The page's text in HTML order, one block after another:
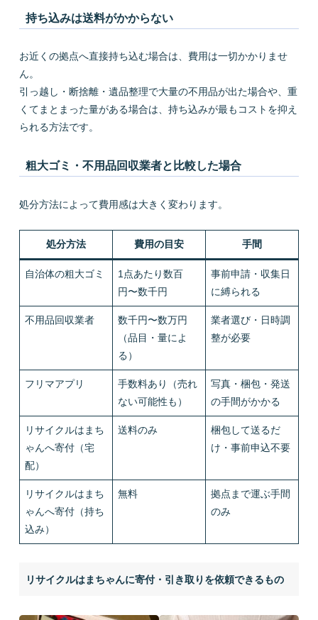
持ち込みは送料がかからない
お近くの拠点へ直接持ち込む場合は、費用は一切かかりませ
ん。
引っ越し・断捨離・遺品整理で大量の不用品が出た場合や、重
くてまとまった量がある場合は、持ち込みが最もコストを抑え
られる方法です。
粗大ゴミ・不用品回収業者と比較した場合
処分方法によって費用感は大きく変わります。
処分方法 費用の目安 手間
自治体の粗大ゴミ
1点あたり数百
円〜数千円
事前申請・収集日
に縛られる
不用品回収業者
数千円〜数万円
（品目・量によ
る）
業者選び・日時調
整が必要
フリマアプリ
手数料あり（売れ
ない可能性も）
写真・梱包・発送
の手間がかかる
リサイクルはまち
ゃんへ寄付（宅
配）
送料のみ
梱包して送るだ
け・事前申込不要
リサイクルはまち
ゃんへ寄付（持ち
込み）
無料
拠点まで運ぶ手間
のみ
リサイクルはまちゃんに寄付・引き取りを依頼できるもの